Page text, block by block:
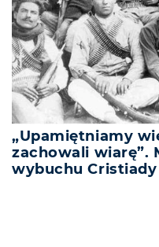
„Upamiętniamy
zachowali wiarę”.
wybuchu